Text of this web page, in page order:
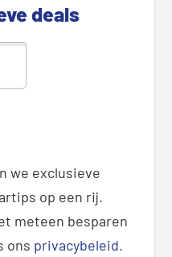
deals
we exclusieve
op een rij.
meteen besparen
ons privacybeleid.